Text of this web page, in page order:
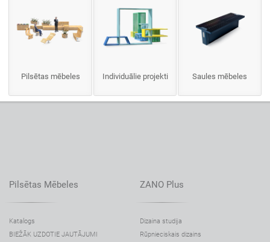
Grozāmais krēsls Amicus 02.633.1
Grozāmais krēsls Flash 02.625
Grozāmais krēsls Scandik 17.246
IVO sols 02.245
Pilsētas šūpuļtīkls Wave 02.916.3
Saules sols Flash 02.025.3
Pilsētas mēbeles Individuālie projekti Saules mēbeles
Pilsētas Mēbeles
Katalogs
BIEŽĀK UZDOTIE JAUTĀJUMI
ZANO Plus
Dizaina studija
Rūpnieciskais dizains